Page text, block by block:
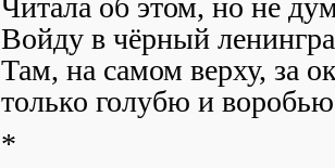
Читала об этом, но не
Войду в чёрный
Там, на самом верху, за
только голубю и воробью
*